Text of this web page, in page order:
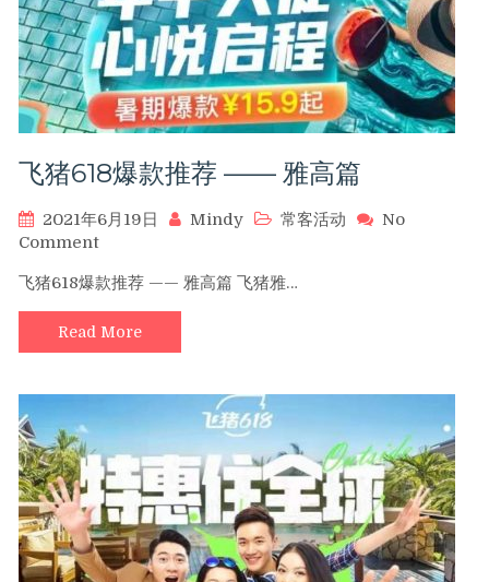
晚
赚
取
1,000
分
（08/31
有
还
有
猪
房
券
和
飞猪618爆款推荐 —— 雅高篇
2021年6月19日 Mindy 常客活动
No
Commenton
猪
618
爆
款
高
篇
飞猪618爆款推荐 —— 雅高篇 飞猪雅…
Read More